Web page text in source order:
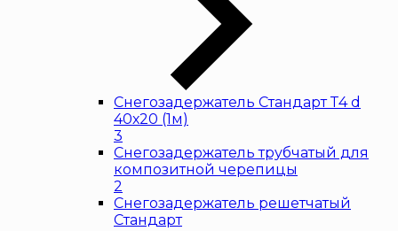
Снегозадержатель Стандарт Т4 d
40х20 (1м)
3
Снегозадержатель трубчатый для
композитной черепицы
2
Снегозадержатель решетчатый
Стандарт